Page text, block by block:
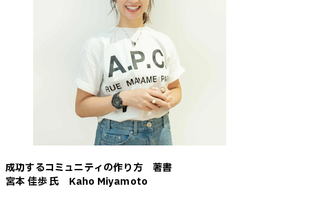
成功するコミュニティの作り方 著書
宮本 佳歩 氏 Kaho Miyamoto